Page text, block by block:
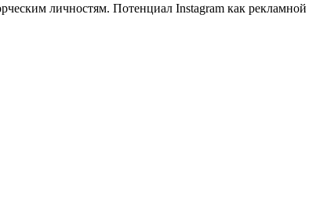
личностям. Потенциал Instagram как рекламной